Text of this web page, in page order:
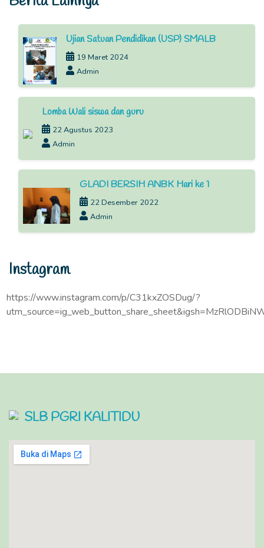
Ujian Satuan Pendidikan (USP) SMALB
19 Maret 2024
Admin
Lomba Wali siswa dan guru
22 Agustus 2023
Admin
GLADI BERSIH ANBK Hari ke 1
22 Desember 2022
Admin
Instagram
https://www.instagram.com/p/C31kxZOSDug/?
SLB PGRI KALITIDU